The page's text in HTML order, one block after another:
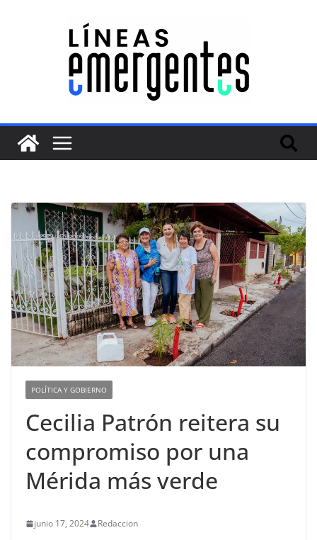
POLÍTICA Y GOBIERNO
Cecilia Patrón reitera su
compromiso por una
Mérida más verde
junio 17, 2024 Redaccion